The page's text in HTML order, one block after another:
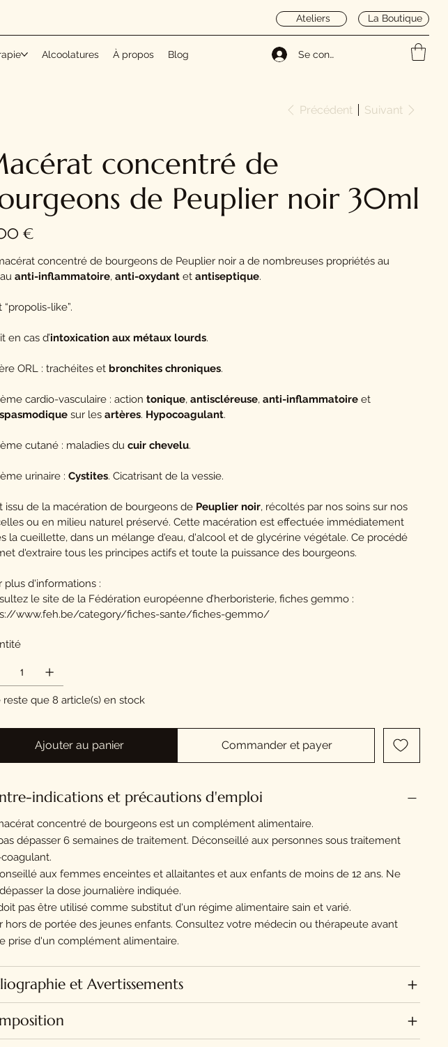
Ateliers La Boutique
Alcoolatures À propos Blog Se connecter
Précédent Suivant
concentré de
de Peuplier noir 30ml
€
concentré de bourgeons de Peuplier noir a de nombreuses propriétés au
anti-inflammatoire, anti-oxydant et antiseptique.
“propolis-like”.
en cas d’intoxication aux métaux lourds.
ORL : trachéites et bronchites chroniques.
cardio-vasculaire : action tonique, antiscléreuse, anti-inflammatoire et
sur les artères. Hypocoagulant.
cutané : maladies du cuir chevelu.
urinaire : Cystites. Cicatrisant de la vessie.
issu de la macération de bourgeons de Peuplier noir, récoltés par nos soins sur nos
ou en milieu naturel préservé. Cette macération est effectuée immédiatement
la cueillette, dans un mélange d'eau, d'alcool et de glycérine végétale. Ce procédé
d'extraire tous les principes actifs et toute la puissance des bourgeons.
plus d'informations :
le site de la Fédération européenne d’herboristerie, fiches gemmo :
www.feh.be/category/fiches-sante/fiches-gemmo/
reste que 8 article(s) en stock
Ajouter au panier Commander et payer
indications et précautions d'emploi
concentré de bourgeons est un complément alimentaire.
dépasser 6 semaines de traitement. Déconseillé aux personnes sous traitement
aux femmes enceintes et allaitantes et aux enfants de moins de 12 ans. Ne
la dose journalière indiquée.
pas être utilisé comme substitut d'un régime alimentaire sain et varié.
hors de portée des jeunes enfants. Consultez votre médecin ou thérapeute avant
prise d'un complément alimentaire.
et Avertissements